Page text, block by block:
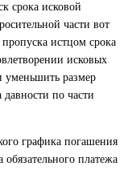
срока исковой
части вот
истцом срока
исковых
уменьшить размер
по части
графика погашения
платежа